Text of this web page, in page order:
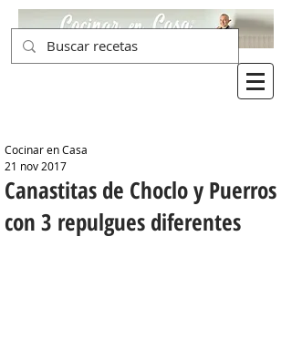
Canastitas de Choclo y Puerros
con 3 repulgues diferentes
Cocinar en Casa
21 nov 2017